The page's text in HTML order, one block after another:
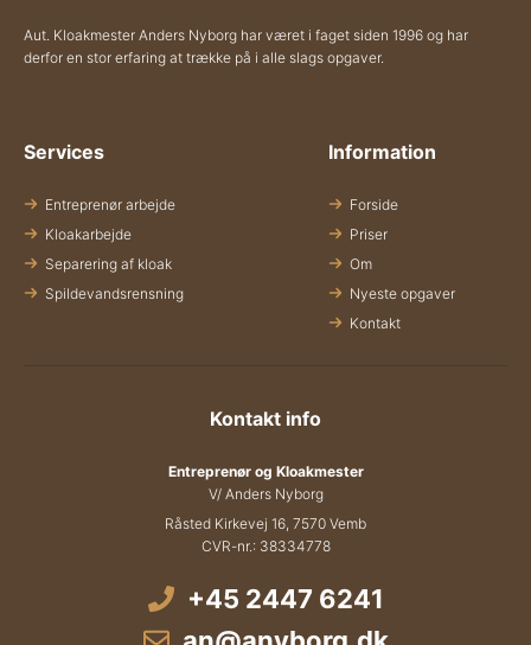
Aut. Kloakmester Anders Nyborg har været i faget siden 1996 og har
derfor en stor erfaring at trække på i alle slags opgaver.
Services
Entreprenør arbejde
Kloakarbejde
Separering af kloak
Spildevandsrensning
Information
Forside
Priser
Om
Nyeste opgaver
Kontakt
Kontakt info
Entreprenør og Kloakmester
V/ Anders Nyborg
Råsted Kirkevej 16, 7570 Vemb
CVR-nr.: 38334778
+45 2447 6241